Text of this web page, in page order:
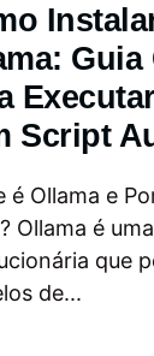
Script
é Ollama e
Ollama é
que
de...